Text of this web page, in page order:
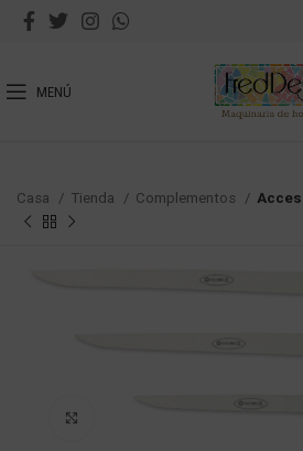
MENÚ
Casa Tienda Complementos